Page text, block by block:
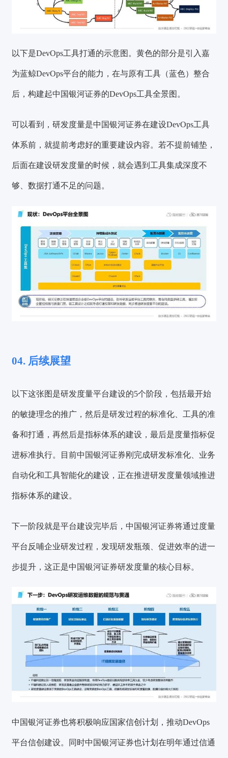
以下是DevOps工具打通的示意图。黄色的部分是引入嘉
为蓝鲸DevOps平台的能力，在与原有工具（蓝色）整合
后，构建起中国银河证券的DevOps工具全景图。
可以看到，研发度量是中国银河证券在建设DevOps工具
体系前，就提前考虑好的重要建设内容。若不提前铺垫，
后面在建设研发度量的时候，就会遇到工具集成深度不
够、数据打通不足的问题。
04. 后续展望
以下这张图是研发度量平台建设的5个阶段，包括最开始
的敏捷理念的推广，然后是研发过程的标准化、工具的准
备和打通，再然后是指标体系的建设，最后是度量指标促
进标准执行。目前中国银河证券刚完成研发标准化、业务
自动化和工具智能化的建设，正在推进研发度量领域推进
指标体系的建设。
下一阶段就是平台建设完毕后，中国银河证券将通过度量
平台反哺企业研发过程，发现研发瓶颈、促进效率的进一
步提升，这正是中国银河证券研发度量的核心目标。
中国银河证券也将积极响应国家信创计划，推动DevOps
平台信创建设。同时中国银河证券也计划在明年通过信通